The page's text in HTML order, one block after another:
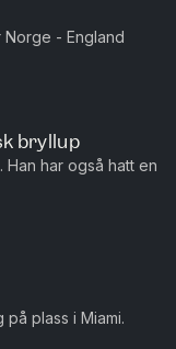
- England
bryllup
Han har også hatt en
plass i Miami.